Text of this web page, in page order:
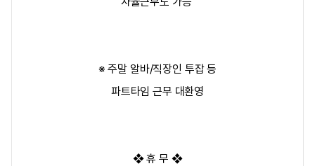
※ 주말 알바/직장인 투잡 등
파트타임 근무 대환영
❖ 휴 무 ❖